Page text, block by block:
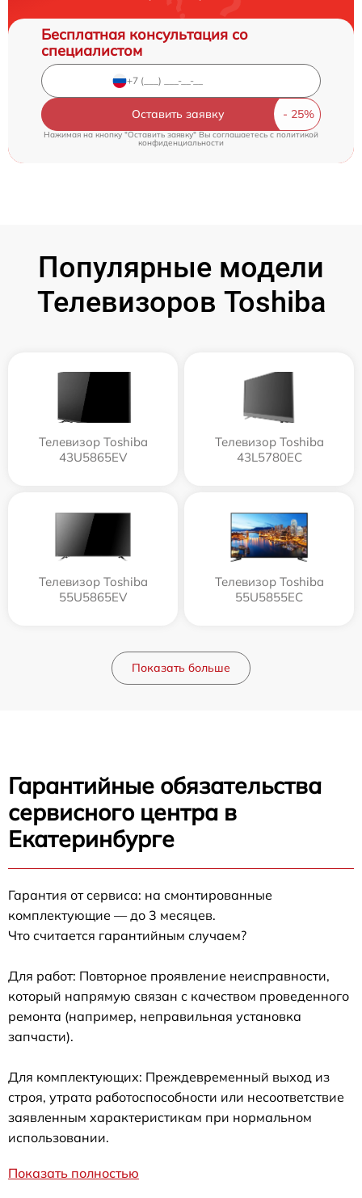
Бесплатная консультация со
специалистом
Оставить заявку
Нажимая на кнопку "Оставить заявку" Вы соглашаетесь cполитикой
конфиденциальности
Популярные модели
Телевизоров Toshiba
Телевизор Toshiba
43U5865EV
Телевизор Toshiba
43L5780EC
Телевизор Toshiba
55U5865EV
Телевизор Toshiba
55U5855EC
Показать больше
Гарантийные обязательства
сервисного центра в
Екатеринбурге
Гарантия от сервиса: на смонтированные
комплектующие — до 3 месяцев.
Что считается гарантийным случаем?
Для работ: Повторное проявление неисправности,
который напрямую связан с качеством проведенного
ремонта (например, неправильная установка
запчасти).
Для комплектующих: Преждевременный выход из
строя, утрата работоспособности или несоответствие
заявленным характеристикам при нормальном
использовании.
Показать полностью